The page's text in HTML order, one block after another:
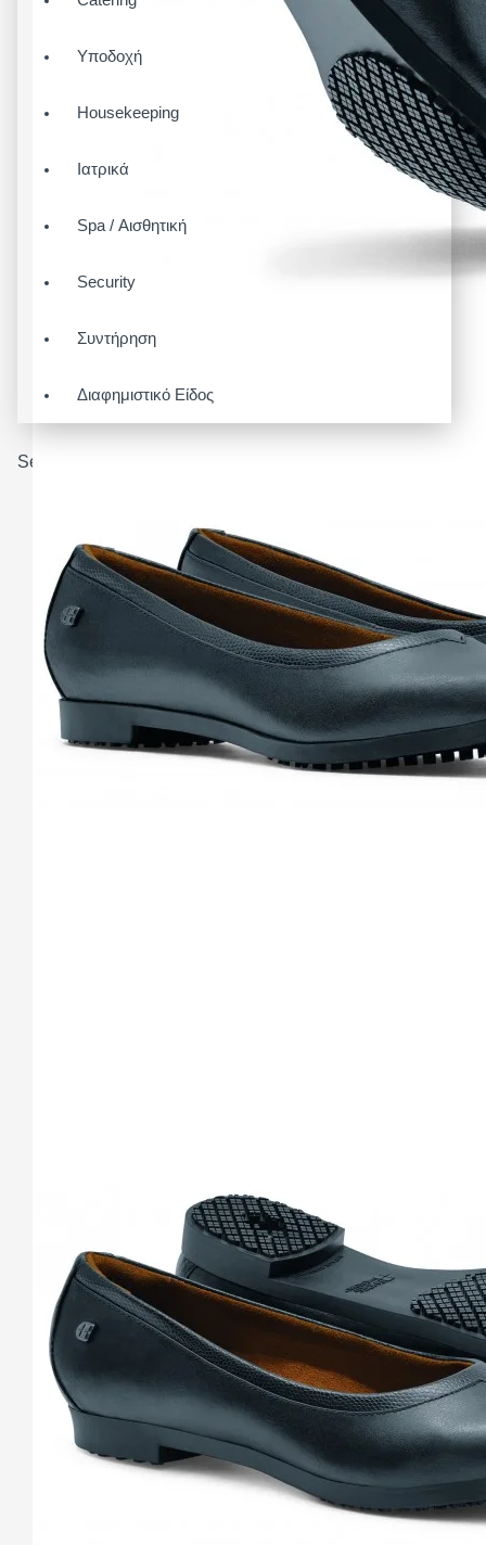
Υποδοχή
Housekeeping
Ιατρικά
Spa / Αισθητική
Security
Συντήρηση
Διαφημιστικό Είδος
Search